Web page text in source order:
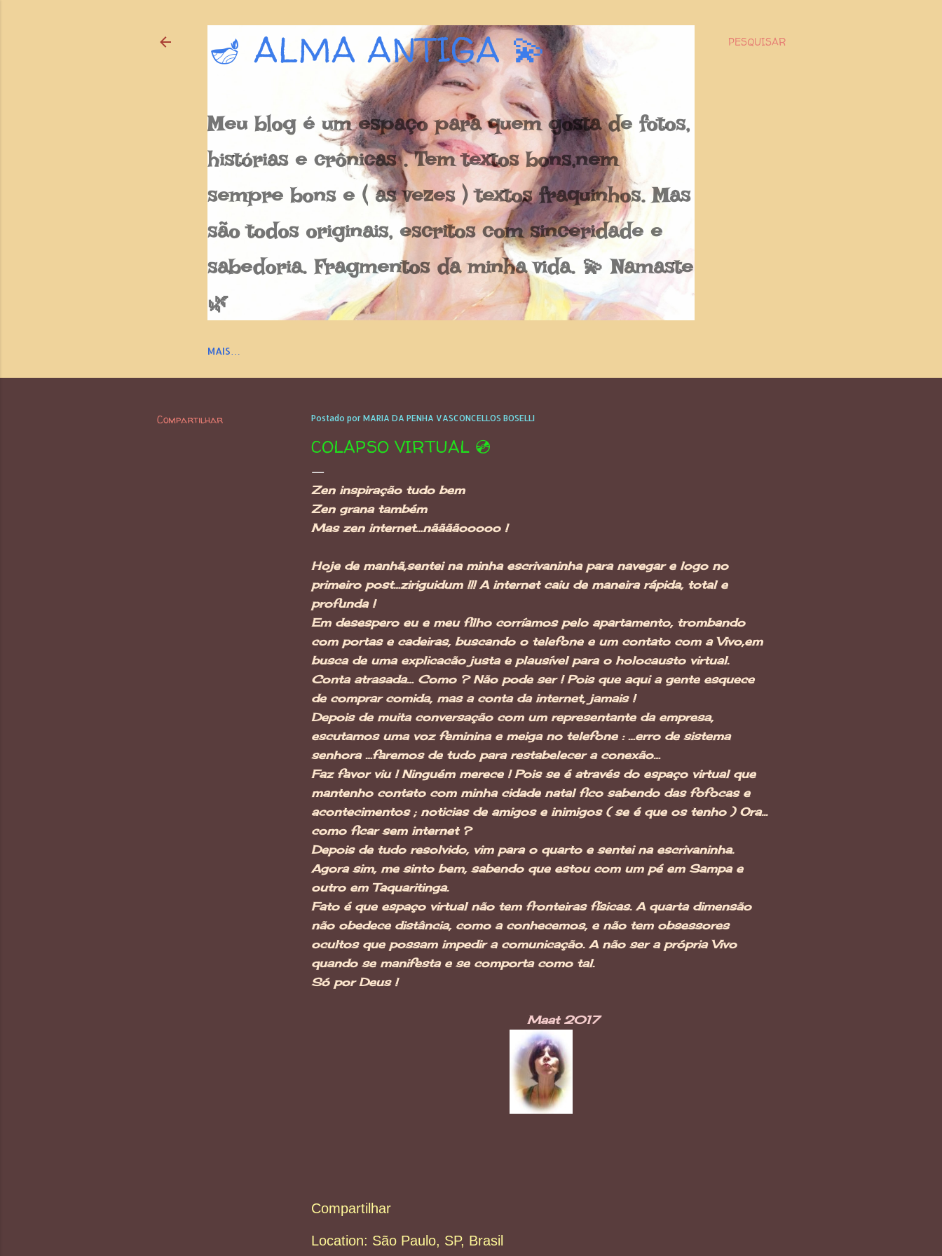
PESQUISAR
🪔 ALMA ANTIGA 💫
Meu blog é um espaço para quem gosta de fotos,
histórias e crônicas . Tem textos bons,nem
sempre bons e ( as vezes ) textos fraquinhos. Mas
são todos originais, escritos com sinceridade e
sabedoria. Fragmentos da minha vida. 💫 Namaste
🌿
MAIS…
Compartilhar Postado por MARIA DA PENHA VASCONCELLOS BOSELLI
COLAPSO VIRTUAL 💿
Zen inspiração tudo bem
Zen grana também
Mas zen internet…nããããooooo !
Hoje de manhã,sentei na minha escrivaninha para navegar e logo no
primeiro post…ziriguidum !!! A internet caiu de maneira rápida, total e
profunda !
Em desespero eu e meu filho corríamos pelo apartamento, trombando
com portas e cadeiras, buscando o telefone e um contato com a Vivo,em
busca de uma explicacão justa e plausível para o holocausto virtual.
Conta atrasada… Como ? Não pode ser ! Pois que aqui a gente esquece
de comprar comida, mas a conta da internet, jamais !
Depois de muita conversação com um representante da empresa,
escutamos uma voz feminina e meiga no telefone : …erro de sistema
senhora …faremos de tudo para restabelecer a conexão…
Faz favor viu ! Ninguém merece ! Pois se é através do espaço virtual que
mantenho contato com minha cidade natal fico sabendo das fofocas e
acontecimentos ; noticias de amigos e inimigos ( se é que os tenho ) Ora...
como ficar sem internet ?
Depois de tudo resolvido, vim para o quarto e sentei na escrivaninha.
Agora sim, me sinto bem, sabendo que estou com um pé em Sampa e
outro em Taquaritinga.
Fato é que espaço virtual não tem fronteiras físicas. A quarta dimensão
não obedece distância, como a conhecemos, e não tem obsessores
ocultos que possam impedir a comunicação. A não ser a própria Vivo
quando se manifesta e se comporta como tal.
Só por Deus !
Maat 2017
Compartilhar
Location: São Paulo, SP, Brasil